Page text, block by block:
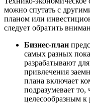
можно спутать с
планом или
следует обратить
Бизнес-план
самых разных
разрабатывают
привлечения
плана включает
подразумевает то,
целесообразным к